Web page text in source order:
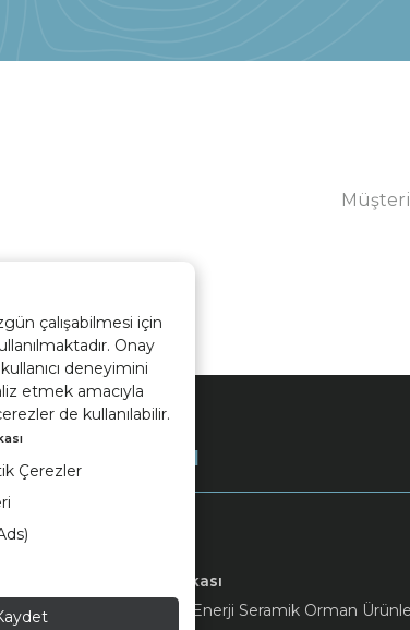
çalışabilmesi için
Onay
deneyimini
etmek amacıyla
de kullanılabilir.
Çerezler
Kvkk ve Çerez Politikası
Ünsa Madencilik Turizm Enerji Seramik Orman